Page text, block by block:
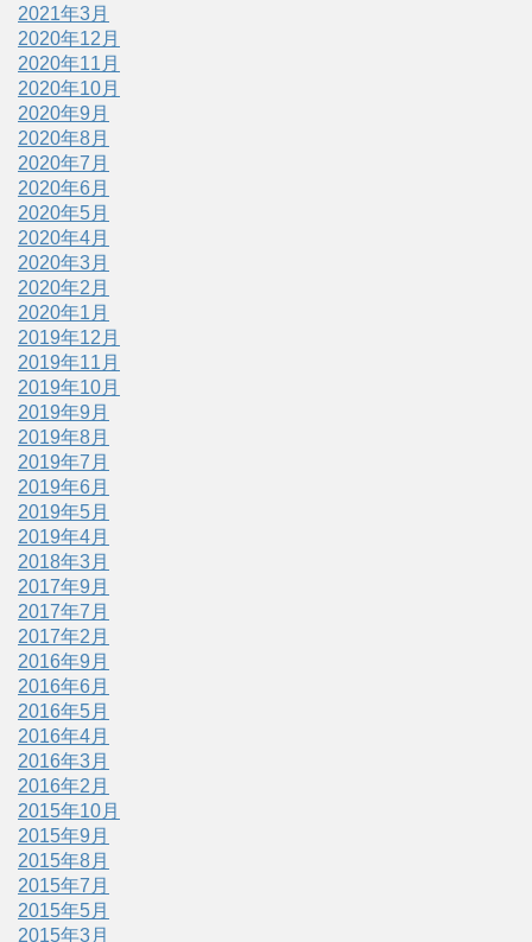
2021年3月
2020年12月
2020年11月
2020年10月
2020年9月
2020年8月
2020年7月
2020年6月
2020年5月
2020年4月
2020年3月
2020年2月
2020年1月
2019年12月
2019年11月
2019年10月
2019年9月
2019年8月
2019年7月
2019年6月
2019年5月
2019年4月
2018年3月
2017年9月
2017年7月
2017年2月
2016年9月
2016年6月
2016年5月
2016年4月
2016年3月
2016年2月
2015年10月
2015年9月
2015年8月
2015年7月
2015年5月
2015年3月